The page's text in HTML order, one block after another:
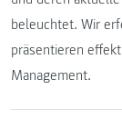
beleuchtet. Wir
präsentieren
Management.